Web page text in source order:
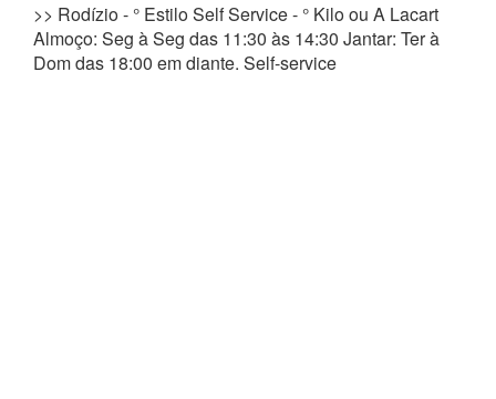
>> Rodízio - ° Estilo Self Service - ° Kilo ou A Lacart
Almoço: Seg à Seg das 11:30 às 14:30 Jantar: Ter à
Dom das 18:00 em diante. Self-service